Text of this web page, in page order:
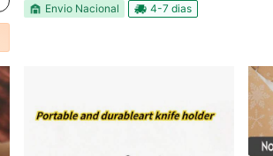
Envio Nacional 4-7 dias